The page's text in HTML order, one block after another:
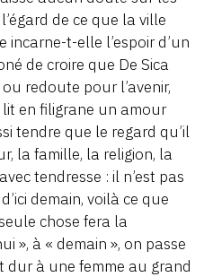
de ce que la ville
incarne-t-elle l’espoir d’un
de croire que De Sica
redoute pour l’avenir,
lit en filigrane un amour
tendre que le regard qu’il
la famille, la religion, la
tendresse : il n’est pas
demain, voilà ce que
chose fera la
», à « demain », on passe
à une femme au grand